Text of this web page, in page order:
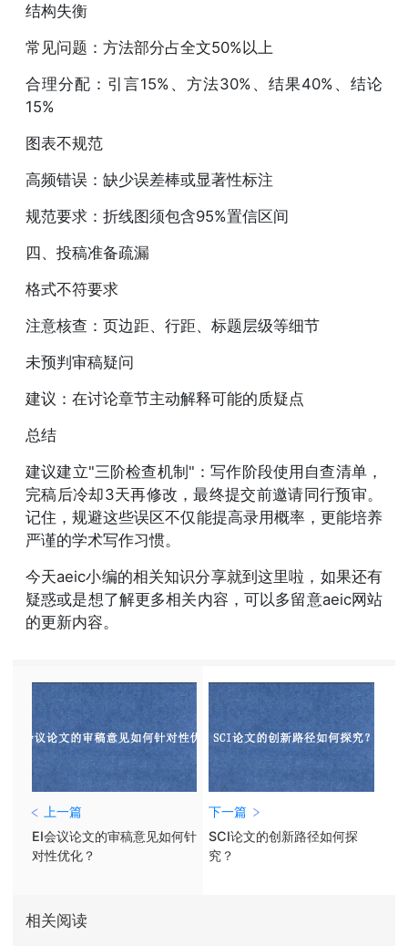
结构失衡
常见问题：方法部分占全文50%以上
合理分配：引言15%、方法30%、结果40%、结论
15%
图表不规范
高频错误：缺少误差棒或显著性标注
规范要求：折线图须包含95%置信区间
四、投稿准备疏漏
格式不符要求
注意核查：页边距、行距、标题层级等细节
未预判审稿疑问
建议：在讨论章节主动解释可能的质疑点
总结
建议建立"三阶检查机制"：写作阶段使用自查清单，
完稿后冷却3天再修改，最终提交前邀请同行预审。
记住，规避这些误区不仅能提高录用概率，更能培养
严谨的学术写作习惯。
今天aeic小编的相关知识分享就到这里啦，如果还有
疑惑或是想了解更多相关内容，可以多留意aeic网站
的更新内容。
上一篇
EI会议论文的审稿意见如何针
对性优化？
下一篇
SCI论文的创新路径如何探
究？
相关阅读